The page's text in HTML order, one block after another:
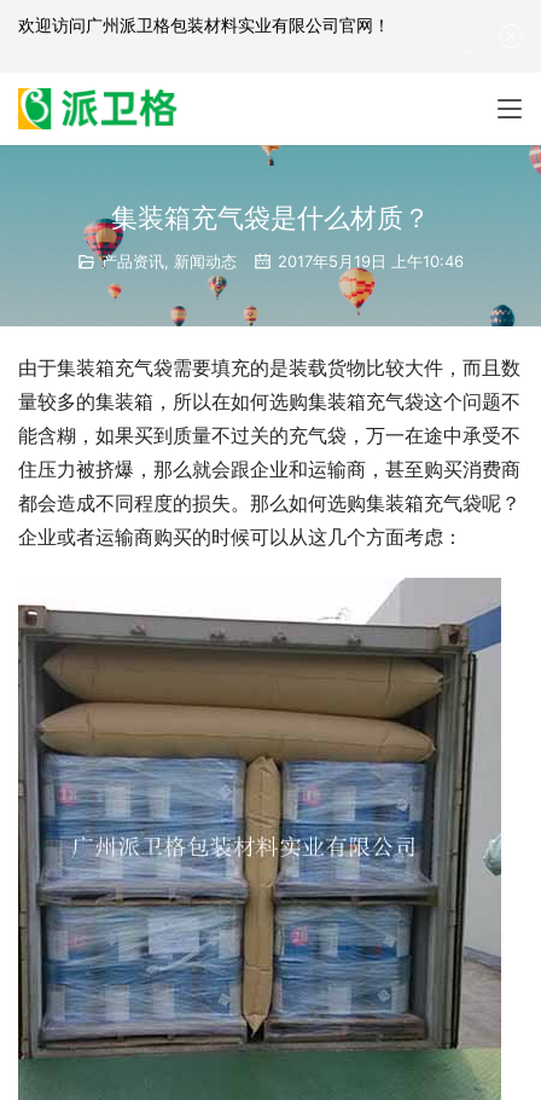
集装箱充气袋是什么材质？
产品资讯 新闻动态 2017年5月19日 上午10:46
由于集装箱充气袋需要填充的是装载货物比较大件，而且数
量较多的集装箱，所以在如何选购集装箱充气袋这个问题不
能含糊，如果买到质量不过关的充气袋，万一在途中承受不
住压力被挤爆，那么就会跟企业和运输商，甚至购买消费商
都会造成不同程度的损失。那么如何选购集装箱充气袋呢？
企业或者运输商购买的时候可以从这几个方面考虑：
欢迎访问广州派卫格包装材料实业有限公司官网 ！